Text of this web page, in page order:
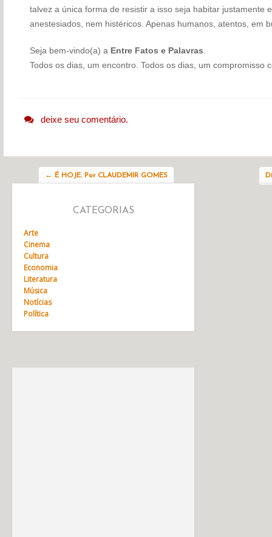
talvez a única forma de resistir a isso seja habitar justamente
anestesiados, nem histéricos. Apenas humanos, atentos, em
Seja bem-vindo(a) a Entre Fatos e Palavras
Todos os dias, um encontro. Todos os dias, um compromisso
deixe seu comentário.
← É HOJE. Por CLAUDEMIR GOMES
CATEGORIAS
Arte
Cinema
Cultura
Economia
Literatura
Música
Notícias
Política